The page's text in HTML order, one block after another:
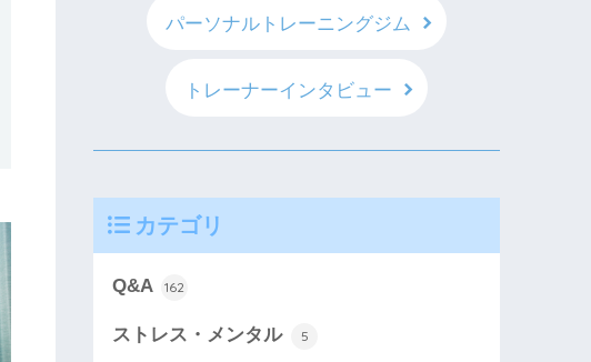
パーソナルトレーニングジム
トレーナーインタビュー
カテゴリ
Q&A 162
ストレス・メンタル 5